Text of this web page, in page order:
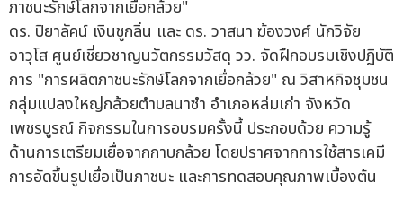
ดร. ปิยาลัคน์ เงินชูกลิ่น และ ดร. วาสนา ฆ้องวงศ์ นักวิจัย
อาวุโส ศูนย์เชี่ยวชาญนวัตกรรมวัสดุ วว. จัดฝึกอบรมเชิงปฏิบัติ
การ "การผลิตภาชนะรักษ์โลกจากเยื่อกล้วย" ณ วิสาหกิจชุมชน
กลุ่มแปลงใหญ่กล้วยตำบลนาซำ อำเภอหล่มเก่า จังหวัด
เพชรบูรณ์ กิจกรรมในการอบรมครั้งนี้ ประกอบด้วย ความรู้
ด้านการเตรียมเยื่อจากกาบกล้วย โดยปราศจากการใช้สารเคมี
การอัดขึ้นรูปเยื่อเป็นภาชนะ และการทดสอบคุณภาพเบื้องต้น